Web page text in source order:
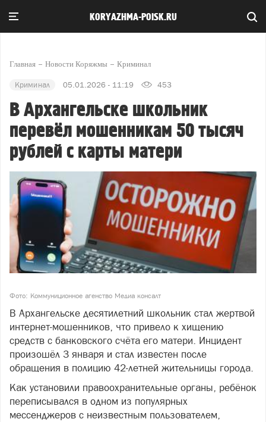
KORYAZHMA-POISK.RU
Главная Новости Коряжмы Криминал
Криминал 05.01.2026 - 11:19 453
В Архангельске школьник
перевёл мошенникам 50 тысяч
рублей с карты матери
Фото: Коммуниционное агенство Медиа консалт
В Архангельске десятилетний школьник стал жертвой
интернет-мошенников, что привело к хищению
средств с банковского счёта его матери. Инцидент
произошёл 3 января и стал известен после
обращения в полицию 42-летней жительницы города.
Как установили правоохранительные органы, ребёнок
переписывался в одном из популярных
мессенджеров с неизвестным пользователем,